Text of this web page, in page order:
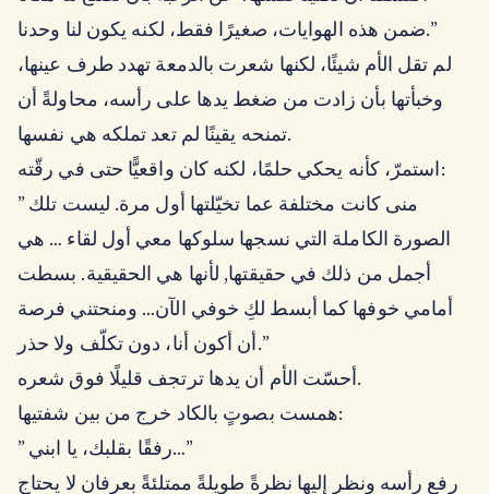
ضمن هذه الهوايات، صغيرًا فقط، لكنه يكون لنا وحدنا.”
لم تقل الأم شيئًا، لكنها شعرت بالدمعة تهدد طرف عينها،
وخبأتها بأن زادت من ضغط يدها على رأسه، محاولةً أن
تمنحه يقينًا لم تعد تملكه هي نفسها.
استمرّ، كأنه يحكي حلمًا، لكنه كان واقعيًّا حتى في رقّته:
” منى كانت مختلفة عما تخيّلتها أول مرة. ليست تلك
الصورة الكاملة التي نسجها سلوكها معي أول لقاء … هي
أجمل من ذلك في حقيقتها, لأنها هي الحقيقية. بسطت
أمامي خوفها كما أبسط لكِ خوفي الآن… ومنحتني فرصة
أن أكون أنا، دون تكلّف ولا حذر.”
أحسّت الأم أن يدها ترتجف قليلًا فوق شعره.
همست بصوتٍ بالكاد خرج من بين شفتيها:
” رفقًا بقلبك، يا ابني…”
رفع رأسه ونظر إليها نظرةً طويلةً ممتلئةً بعرفانٍ لا يحتاج